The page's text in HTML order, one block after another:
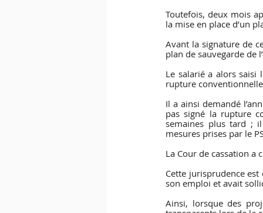
Toutefois, deux mois
la mise en place d’un
Avant la signature de
plan de sauvegarde de
Le salarié a alors saisi
rupture
Il a ainsi demandé
pas signé la rupture
semaines plus tard ; il
mesures prises par le
La Cour de cassation a
Cette jurisprudence est
son emploi et avait
Ainsi, lorsque des